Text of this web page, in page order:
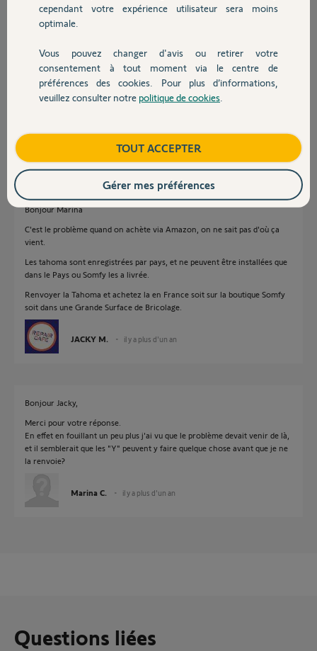
Devis avec un pro
Contact
Marina C.
il y a plus d'un an
Participer au fil de discussion
Réponses
Bonjour Marina
C'est le problème quand on achète via Amazon, on ne sait pas d'où ça
vient.
Les tahoma sont enregistrées par pays, et ne peuvent être installées que
dans le Pays ou Somfy les a livrée.
Renvoyer la Tahoma et achetez la en France soit sur la boutique Somfy
soit dans une Grande Surface de Bricolage.
JACKY M. il y a plus d'un an
Bonjour Jacky,
Merci pour votre réponse.
En effet en fouillant un peu plus j'ai vu que le problème devait venir de là,
et il semblerait que les "Y" peuvent y faire quelque chose avant que je ne
la renvoie?
Marina C. il y a plus d'un an
Questions liées
cependant votre expérience utilisateur sera moins
optimale.
Vous pouvez changer d'avis ou retirer votre
consentement à tout moment via le centre de
préférences des cookies. Pour plus d’informations,
veuillez consulter notre politique de cookies
TOUT ACCEPTER
Gérer mes préférences